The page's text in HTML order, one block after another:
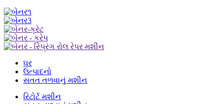
ઘર
ઉત્પાદનો
સતત તળવાનું મશીન
રિટોર્ટ મશીન